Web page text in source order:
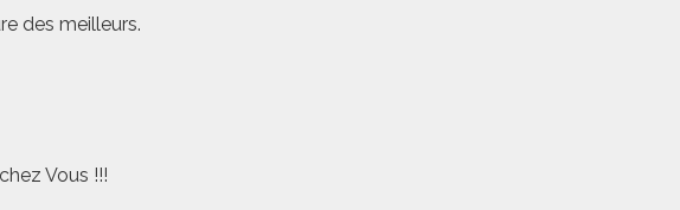
des meilleurs.
Vous !!!